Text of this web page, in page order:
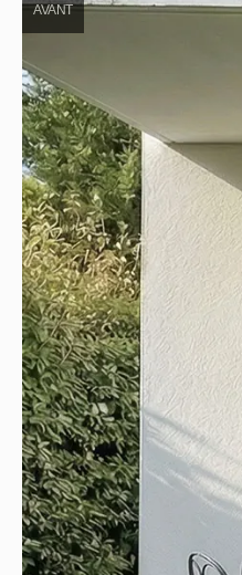
AVANT